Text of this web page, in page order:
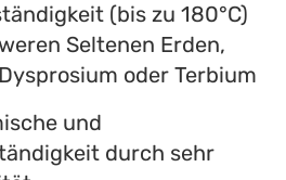
(bis zu 180°C)
Seltenen Erden,
oder Terbium
und
durch sehr